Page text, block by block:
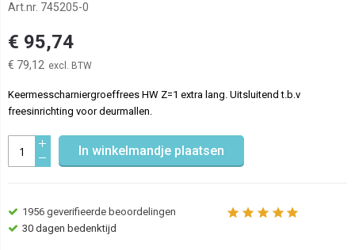
Art.nr. 745205-0
€ 95,74
€ 79,12
Keermesscharniergroeffrees HW Z=1 extra lang. Uitsluitend t.b.v
freesinrichting voor deurmallen.
In winkelmandje plaatsen
1956 geverifieerde beoordelingen
30 dagen bedenktijd